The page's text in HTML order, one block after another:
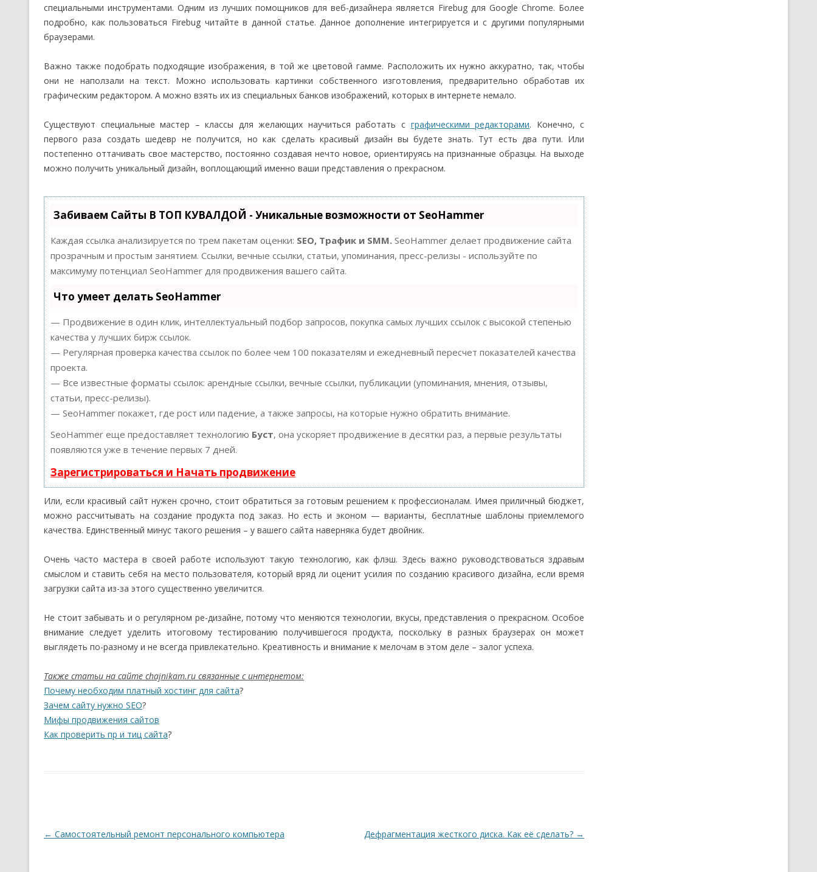
специальными инструментами. Одним из лучших помощников для веб-дизайнера является Firebug для Google Chrome. Более
подробно, как пользоваться Firebug читайте в данной статье. Данное дополнение интегрируется и с другими популярными
браузерами.
Важно также подобрать подходящие изображения, в той же цветовой гамме. Расположить их нужно аккуратно, так, чтобы
они не наползали на текст. Можно использовать картинки собственного изготовления, предварительно обработав их
графическим редактором. А можно взять их из специальных банков изображений, которых в интернете немало.
Существуют специальные мастер – классы для желающих научиться работать с графическими редакторами. Конечно, с
первого раза создать шедевр не получится, но как сделать красивый дизайн вы будете знать. Тут есть два пути. Или
постепенно оттачивать свое мастерство, постоянно создавая нечто новое, ориентируясь на признанные образцы. На выходе
можно получить уникальный дизайн, воплощающий именно ваши представления о прекрасном.
Забиваем Сайты В ТОП КУВАЛДОЙ - Уникальные возможности от SeoHammer
Каждая ссылка анализируется по трем пакетам оценки: SEO, Трафик и SMM. SeoHammer делает продвижение сайта
прозрачным и простым занятием. Ссылки, вечные ссылки, статьи, упоминания, пресс-релизы - используйте по
максимуму потенциал SeoHammer для продвижения вашего сайта.
Что умеет делать SeoHammer
— Продвижение в один клик, интеллектуальный подбор запросов, покупка самых лучших ссылок с высокой степенью
качества у лучших бирж ссылок.
— Регулярная проверка качества ссылок по более чем 100 показателям и ежедневный пересчет показателей качества
проекта.
— Все известные форматы ссылок: арендные ссылки, вечные ссылки, публикации (упоминания, мнения, отзывы,
статьи, пресс-релизы).
— SeoHammer покажет, где рост или падение, а также запросы, на которые нужно обратить внимание.
SeoHammer еще предоставляет технологию Буст, она ускоряет продвижение в десятки раз, а первые результаты
появляются уже в течение первых 7 дней.
Зарегистрироваться и Начать продвижение
Или, если красивый сайт нужен срочно, стоит обратиться за готовым решением к профессионалам. Имея приличный бюджет,
можно рассчитывать на создание продукта под заказ. Но есть и эконом — варианты, бесплатные шаблоны приемлемого
качества. Единственный минус такого решения – у вашего сайта наверняка будет двойник.
Очень часто мастера в своей работе используют такую технологию, как флэш. Здесь важно руководствоваться здравым
смыслом и ставить себя на место пользователя, который вряд ли оценит усилия по созданию красивого дизайна, если время
загрузки сайта из-за этого существенно увеличится.
Не стоит забывать и о регулярном ре-дизайне, потому что меняются технологии, вкусы, представления о прекрасном. Особое
внимание следует уделить итоговому тестированию получившегося продукта, поскольку в разных браузерах он может
выглядеть по-разному и не всегда привлекательно. Креативность и внимание к мелочам в этом деле – залог успеха.
Также статьи на сайте chajnikam.ru связанные с интернетом:
Почему необходим платный хостинг для сайта?
Зачем сайту нужно SEO?
Мифы продвижения сайтов
Как проверить пр и тиц сайта?
Навигация по записям
← Самостоятельный ремонт персонального компьютера Дефрагментация жесткого диска. Как её сделать? →